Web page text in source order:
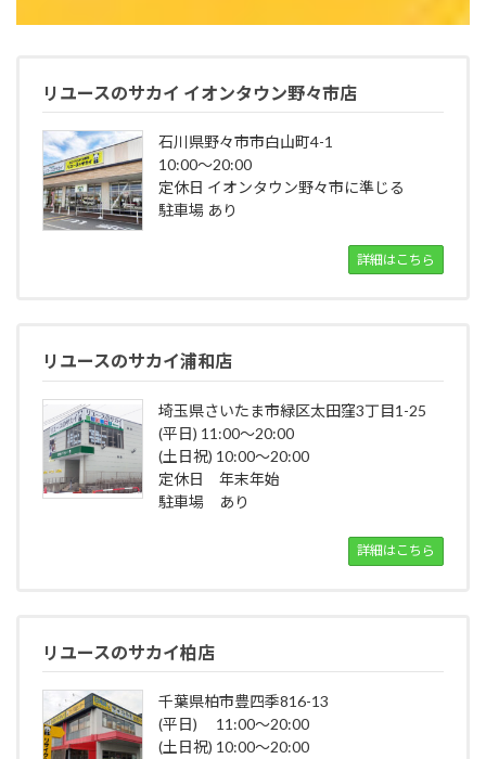
リユースのサカイ イオンタウン野々市店
石川県野々市市白山町4-1
10:00～20:00
定休日 イオンタウン野々市に準じる
駐車場 あり
詳細はこちら
リユースのサカイ浦和店
埼玉県さいたま市緑区太田窪3丁目1-25
(平日) 11:00～20:00
(土日祝) 10:00～20:00
定休日 年末年始
駐車場 あり
詳細はこちら
リユースのサカイ柏店
千葉県柏市豊四季816-13
(平日) 11:00～20:00
(土日祝) 10:00～20:00